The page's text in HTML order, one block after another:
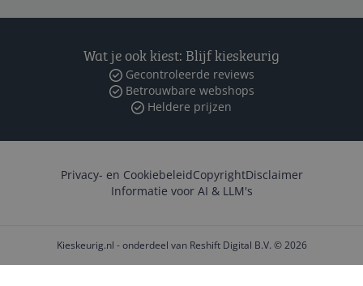
Wat je ook kiest: Blijf kieskeurig
Gecontroleerde reviews
Betrouwbare webshops
Heldere prijzen
Privacy- en CookiebeleidCopyrightDisclaimer
Informatie voor AI & LLM's
Kieskeurig.nl - onderdeel van Reshift Digital B.V. © 2026